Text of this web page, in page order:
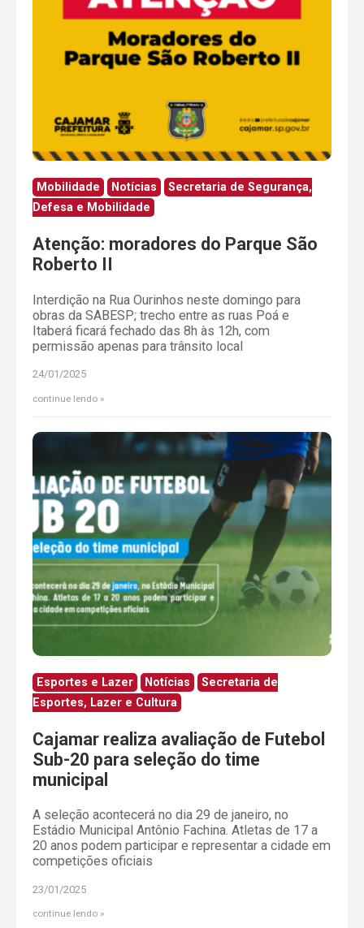
Mobilidade Notícias
Secretaria de Segurança,
Defesa e Mobilidade
Atenção: moradores do Parque São
Roberto II
Interdição na Rua Ourinhos neste domingo para
obras da SABESP; trecho entre as ruas Poá e
Itaberá ficará fechado das 8h às 12h, com
permissão apenas para trânsito local
24/01/2025
continue lendo
Esportes e Lazer Notícias
Secretaria de
Esportes, Lazer e Cultura
Cajamar realiza avaliação de Futebol
Sub-20 para seleção do time
municipal
A seleção acontecerá no dia 29 de janeiro, no
Estádio Municipal Antônio Fachina. Atletas de 17 a
20 anos podem participar e representar a cidade em
competições oficiais
23/01/2025
continue lendo